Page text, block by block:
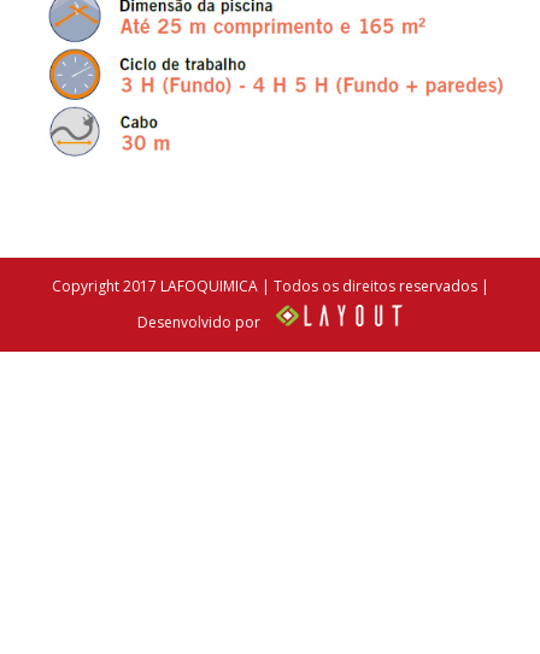
Copyright 2017 LAFOQUIMICA | Todos os direitos reservados |
Desenvolvido por